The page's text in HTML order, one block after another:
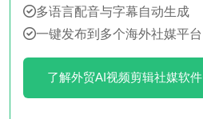
多语言配音与字幕自动生成
一键发布到多个海外社媒平台
了解外贸AI视频剪辑社媒软件